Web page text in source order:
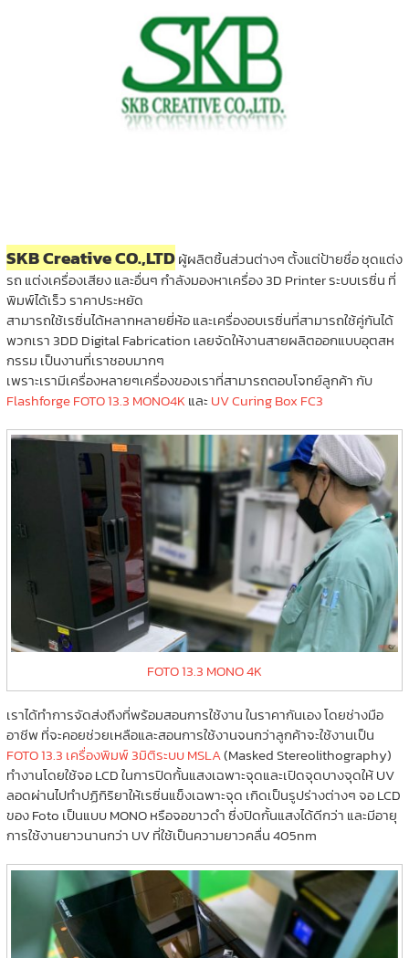
SKB Creative CO.,LTDผู้ผลิตชิ้นส่วนต่างๆ ตั้งแต่ป้ายชื่อ ชุดแต่ง
รถ แต่งเครื่องเสียง และอื่นๆ กำลังมองหาเครื่อง 3D Printer ระบบเรซิ่น ที่
พิมพ์ได้เร็ว ราคาประหยัด
สามารถใช้เรซิ่นได้หลากหลายยี่ห้อ และเครื่องอบเรซิ่นที่สามารถใช้คู่กันได้
พวกเรา 3DD Digital Fabrication เลยจัดให้งานสายผลิตออกแบบอุตสห
กรรม เป็นงานที่เราชอบมากๆ
เพราะเรามีเครื่องหลายๆเครื่องของเราที่สามารถตอบโจทย์ลูกค้า กับ
Flashforge FOTO 13.3 MONO4K และ UV Curing Box FC3
FOTO 13.3 MONO 4K
เราได้ทำการจัดส่งถึงที่พร้อมสอนการใช้งาน ในราคากันเอง โดยช่างมือ
อาชีพ ที่จะคอยช่วยเหลือและสอนการใช้งานจนกว่าลูกค้าจะใช้งานเป็น
FOTO 13.3 เครื่องพิมพ์ 3มิติระบบ MSLA(Masked Stereolithography)
ทำงานโดยใช้จอ LCD ในการปิดกั้นแสงเฉพาะจุดและเปิดจุดบางจุดให้ UV
ลอดผ่านไปทำปฏิกิริยาให้เรซิ่นแข็งเฉพาะจุด เกิดเป็นรูปร่างต่างๆ จอ LCD
ของ Foto เป็นแบบ MONO หรือจอขาวดำ ซึ่งปิดกั้นแสงได้ดีกว่า และมีอายุ
การใช้งานยาวนานกว่า UV ที่ใช้เป็นความยาวคลื่น 405nm